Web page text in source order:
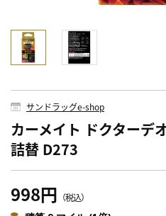
サンドラッグe-shop
カーメイト ドクターデ
詰替 D273
998円 （税込）